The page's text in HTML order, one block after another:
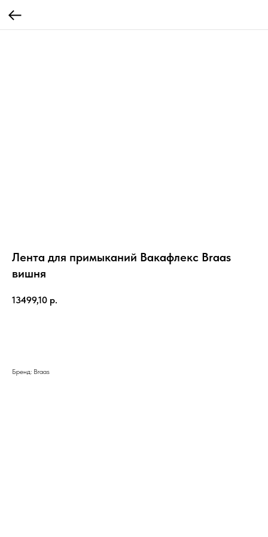
Лента для примыканий Вакафлекс Braas
вишня
13499,10 р.
Бренд: Braas